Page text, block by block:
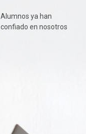
Alumnos ya han
confiado en nosotros